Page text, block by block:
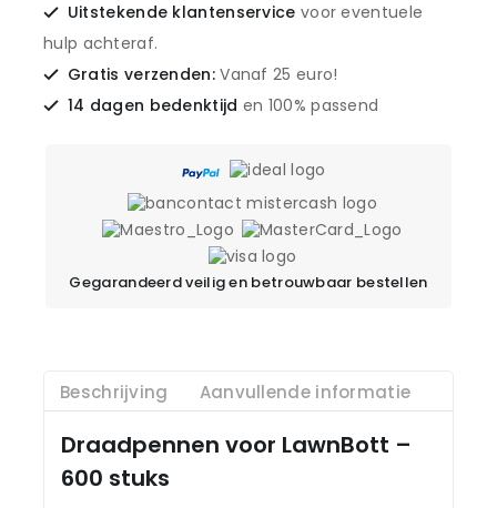
Uitstekende klantenservice voor eventuele
hulp achteraf.
Gratis verzenden:Vanaf 25 euro!
14 dagen bedenktijd en 100% passend
Gegarandeerd veilig en betrouwbaar bestellen
Beschrijving Aanvullende informatie
Draadpennen voor LawnBott –
600 stuks